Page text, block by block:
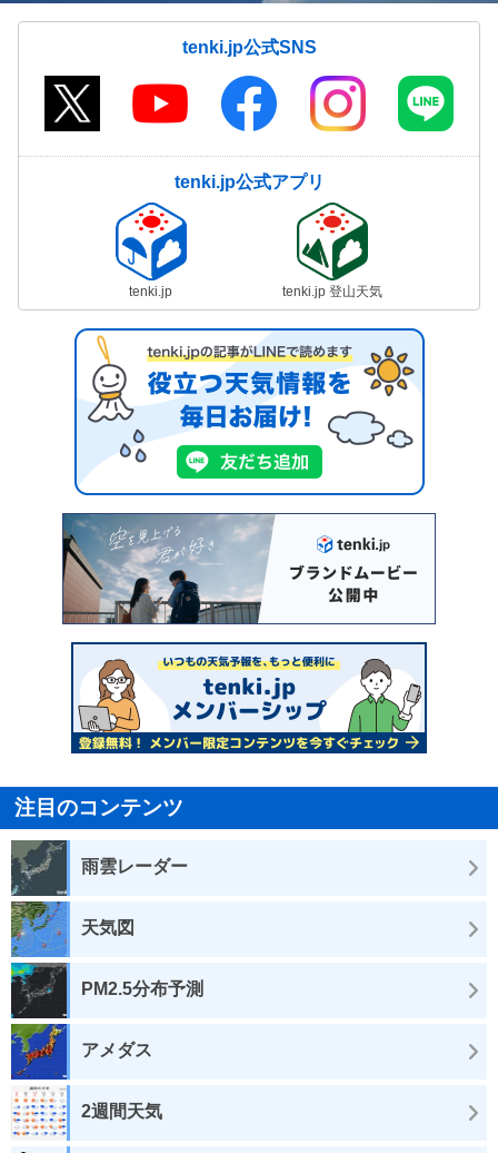
tenki.jp公式SNS
tenki.jp公式アプリ
tenki.jp tenki.jp 登山天気
注目のコンテンツ
雨雲レーダー
天気図
PM2.5分布予測
アメダス
2週間天気